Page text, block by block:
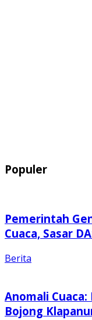
Populer
Pemerintah
Cuaca, Sasar
Berita
Anomali
Bojong